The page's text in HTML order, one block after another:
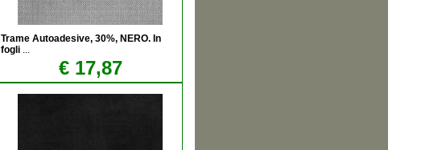
Trame Autoadesive, 30%, NERO. In
fogli ...
€ 17,87